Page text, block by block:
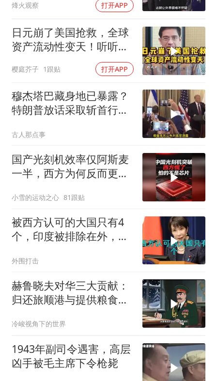
烽火观察 打开APP
日元崩了美国抢救，全球
资产流动性变天！听听郎
樱庭芥子 1跟贴 打开APP
穆杰塔巴藏身地已暴露？
特朗普放话采取斩首行
古人那点事
国产光刻机效率仅阿斯麦
一半，西方为何反而更
小雪的运动之心 81跟贴
被西方认可的大国只有4
个，印度被排除在外，为
外围打击
赫鲁晓夫对华三大贡献：
归还旅顺港与提供粮食援
冷峻视角下的世界
1943年副司令遇害，高层
凶手被毛主席下令枪毙